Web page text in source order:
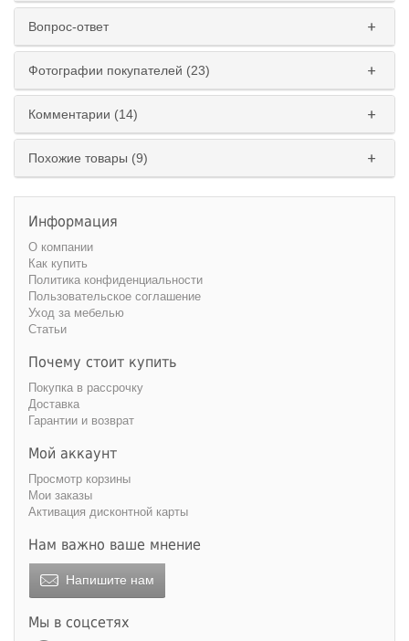
Вопрос-ответ
Фотографии покупателей (23)
Комментарии (14)
Похожие товары (9)
Информация
О компании
Как купить
Политика конфиденциальности
Пользовательское соглашение
Уход за мебелью
Статьи
Почему стоит купить
Покупка в рассрочку
Доставка
Гарантии и возврат
Мой аккаунт
Просмотр корзины
Мои заказы
Активация дисконтной карты
Нам важно ваше мнение
Напишите нам
Мы в соцсетях